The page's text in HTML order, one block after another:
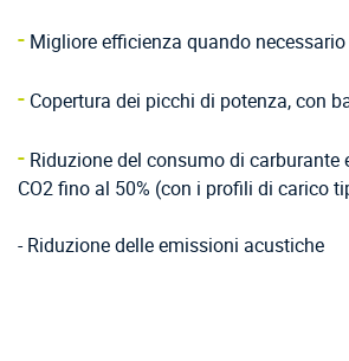
- Migliore efficienza quando necessario
- Copertura dei picchi di potenza, con
- Riduzione del consumo di carburante
CO2 fino al 50% (con i profili di carico
- Riduzione delle emissioni acustiche